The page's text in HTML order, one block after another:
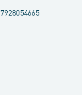
7928054665